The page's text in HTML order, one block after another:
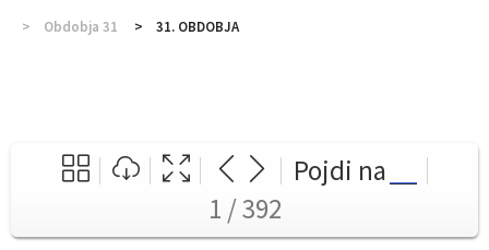
Obdobja 31 31. OBDOBJA
Pojdi na
1 / 392